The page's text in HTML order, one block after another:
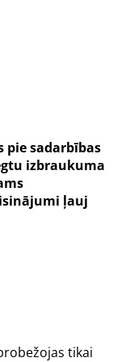
pie sadarbības
izbraukuma
ļauj
tikai